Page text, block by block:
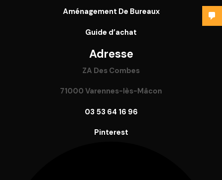
Aménagement De Bureaux
Guide d’achat
Adresse
ZA Des Combes
71000 Varennes-lès-Mâcon
03 53 64 16 96
Pinterest